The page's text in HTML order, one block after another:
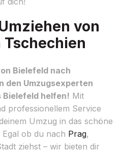
von
Bielefeld nach
den Umzugsexperten
Bielefeld helfen! Mit
professionellem Service
Umzug in das schöne
ob du nach Prag,
ziehst – wir bieten dir